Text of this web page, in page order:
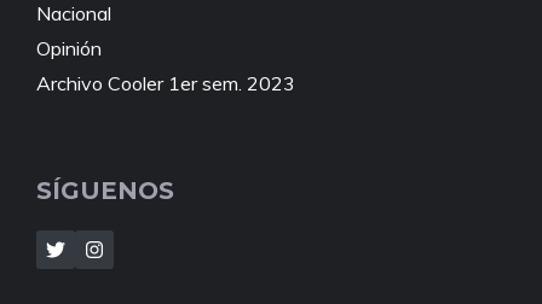
Nacional
Opinión
Archivo Cooler 1er sem. 2023
SÍGUENOS